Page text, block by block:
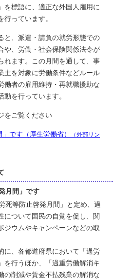
を標語に、適正な外国人雇用に
っています。
、派遣・請負の就労形態での
や、労働・社会保険関係法令が
れます。この月間を通して、事
主を対象に労働条件などルール
働者の雇用維持・再就職援助な
動を行っています。
をご覧ください
です（厚生労働省）
（外部リン
月間」です
死等防止啓発月間」と定め、過
について国民の自覚を促し、関
ジウムやキャンペーンなどの取
、各都道府県において「過労
を行うほか、「過重労働解消キ
の削減や賃金不払残業の解消な